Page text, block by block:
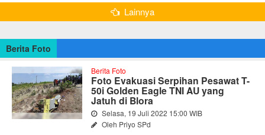
Lainnya
Berita Foto
Berita Foto
Foto Evakuasi Serpihan Pesawat T-
50i Golden Eagle TNI AU yang
Jatuh di Blora
Selasa, 19 Juli 2022 15:00 WIB
Oleh Priyo SPd